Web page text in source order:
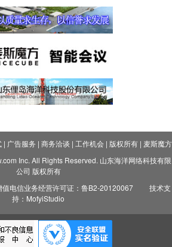
| 广告服务 | 商务洽谈 | 工作机会| 版权所有| 麦斯魔方
Inc. All Rights Reserved. 山东海洋网络科技有限
公司 版权所有
值电信业务经营许可证：鲁B2-20120067
技术支
持：MofyiStudio